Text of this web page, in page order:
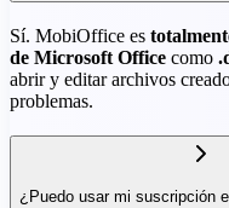
Sí. MobiOffice es
de Microsoft Office como
abrir y editar archivos
problemas.
¿Puedo usar mi suscripción